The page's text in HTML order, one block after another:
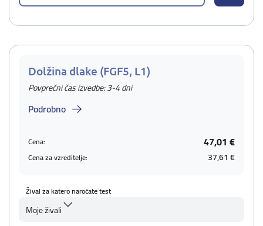
Dolžina dlake (FGF5, L1)
Povprečni čas izvedbe: 3-4 dni
Podrobno
Cena: 47,01 €
Cena za vzreditelje: 37,61 €
Žival za katero naročate test
Moje živali